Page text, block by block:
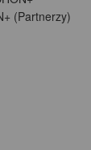
(Partnerzy)